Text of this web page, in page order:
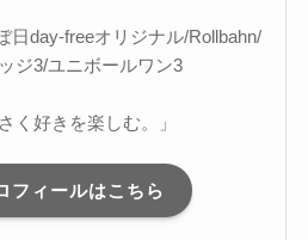
日day-freeオリジナル/Rollbahn/
ジ3/ユニボールワン3
く好きを楽しむ。」
フィールはこちら